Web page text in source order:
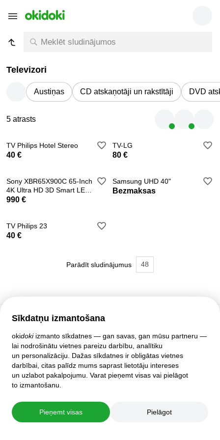
Televizori
Austiņas CD atskaņotāji un rakstītāji DVD
5 atrasts
TV Philips Hotel Stereo
40 €
TV-LG
80 €
Sony XBR65X900C 65-Inch
4K Ultra HD 3D Smart LED
TV
990 €
Samsung UHD 40"
Bezmaksas
TV Philips 23
40 €
Parādīt sludinājumus 48
Sīkdatņu izmantošana
okidokiizmanto sīkdatnes — gan savas, gan mūsu partneru —
lai nodrošinātu vietnes pareizu darbību, analītiku
un personalizāciju. Dažas sīkdatnes ir obligātas vietnes
darbībai, citas palīdz mums saprast lietotāju intereses
un uzlabot pakalpojumu. Varat pieņemt visas vai pielāgot
to izmantošanu.
Pieņemt visas Pielāgot
Klientu atbalsts
Palīdzība
Politika un līgumi
Privātuma iestatījumi
Pilnā mājas lapas versija
© 2007–2026 oki